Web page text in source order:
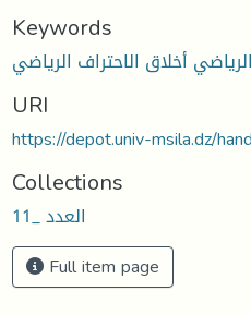
Keywords
الرياضي أخلاق الاحتراف الرياضي
URI
https://depot.univ-msila.dz/
Collections
العدد _11
Full item page